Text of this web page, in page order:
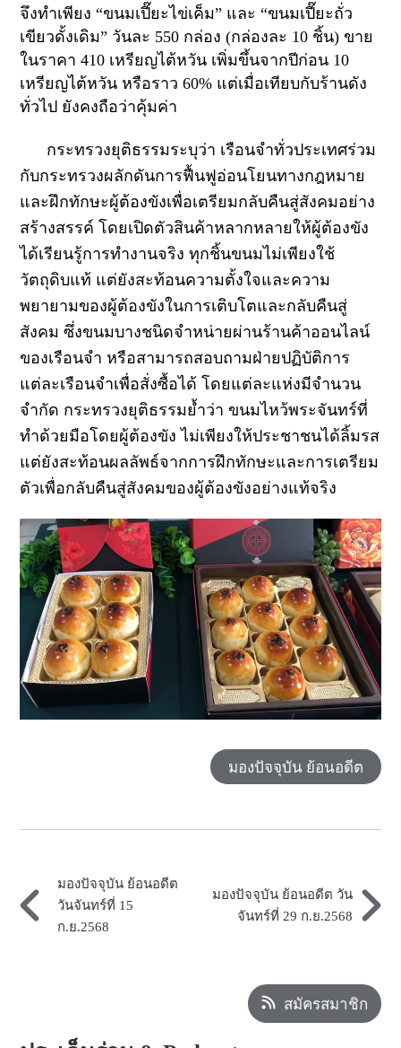
จึงทำเพียง “ขนมเปี๊ยะไข่เค็ม” และ “ขนมเปี๊ยะถั่ว
เขียวดั้งเดิม” วันละ 550 กล่อง (กล่องละ 10 ชิ้น) ขาย
ในราคา410 เหรียญไต้หวัน เพิ่มขึ้นจากปีก่อน 10
เหรียญไต้หวัน หรือราว60% แต่เมื่อเทียบกับร้านดัง
ทั่วไป ยังคงถือว่าคุ้มค่า
กระทรวงยุติธรรมระบุว่า เรือนจำทั่วประเทศร่วม
กับกระทรวงผลักดันการฟื้นฟูอ่อนโยนทางกฎหมาย
และฝึกทักษะผู้ต้องขังเพื่อเตรียมกลับคืนสู่สังคมอย่าง
สร้างสรรค์ โดยเปิดตัวสินค้าหลากหลายให้ผู้ต้องขัง
ได้เรียนรู้การทำงานจริง ทุกชิ้นขนมไม่เพียงใช้
วัตถุดิบแท้ แต่ยังสะท้อนความตั้งใจและความ
พยายามของผู้ต้องขังในการเติบโตและกลับคืนสู่
สังคมซึ่งขนมบางชนิดจำหน่ายผ่านร้านค้าออนไลน์
ของเรือนจำ หรือสามารถสอบถามฝ่ายปฏิบัติการ
แต่ละเรือนจำเพื่อสั่งซื้อได้ โดยแต่ละแห่งมีจำนวน
จำกัด กระทรวงยุติธรรมย้ำว่า ขนมไหว้พระจันทร์ที่
ทำด้วยมือโดยผู้ต้องขัง ไม่เพียงให้ประชาชนได้ลิ้มรส
แต่ยังสะท้อนผลลัพธ์จากการฝึกทักษะและการเตรียม
ตัวเพื่อกลับคืนสู่สังคมของผู้ต้องขังอย่างแท้จริง
มองปัจจุบัน ย้อนอดีต
มองปัจจุบัน ย้อนอดีต
วันจันทร์ที่ 15
ก.ย.2568
มองปัจจุบัน ย้อนอดีต วัน
จันทร์ที่ 29 ก.ย.2568
สมัครสมาชิก